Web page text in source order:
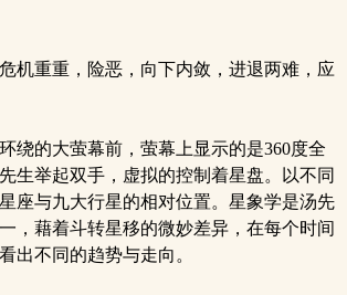
机重重，险恶，向下内敛，进退两难，应
绕的大萤幕前，萤幕上显示的是360度全
生举起双手，虚拟的控制着星盘。以不同
座与九大行星的相对位置。星象学是汤先
，藉着斗转星移的微妙差异，在每个时间
出不同的趋势与走向。